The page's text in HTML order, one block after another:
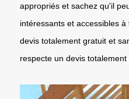
appropriés et sachez qu'il
intéressants et accessibles
devis totalement gratuit et
respecte un devis